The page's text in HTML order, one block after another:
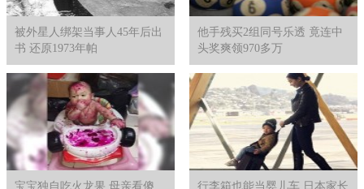
后期，王黼还设立了不归枢密院管辖的机构经抚房，并依靠
着它四处征收，搜刮到了6千2百万两钱，并将搜刮的民脂民膏得
来的财富直接购买了五六座城池，剩下的钱，自然也落入了王大
人的腰包了。王黼大人到底贪污了多少钱，官方没有正式记载，
但野史则有所着墨。
宋人笔记记载，王黼每天晚上都会睡在一个超级大的床上，
上面有几十个美女陪着。而他出门也一样坐一个超级大的车，和
他的大小姨太太们公开寻欢作乐。至于宋徽宗则因为和王黼关系
被外星人绑架当事人45年后出
书 还原1973年帕
他手残买2组同号乐透 竟连中
头奖爽领970多万
宝宝独自吃火龙果 母亲看傻 行李箱也能当婴儿车 日本家长